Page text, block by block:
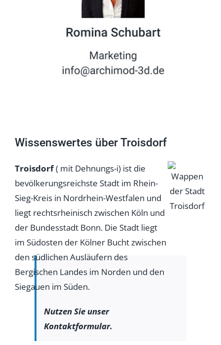
Wissenswertes über Troisdorf
Troisdorf( mit Dehnungs-i) ist die
bevölkerungsreichste Stadt im Rhein-
Sieg-Kreis in Nordrhein-Westfalen und
liegt rechtsrheinisch zwischen Köln und
der Bundesstadt Bonn. Die Stadt liegt
im Südosten der Kölner Bucht zwischen
den südlichen Ausläufern des
Bergischen Landes im Norden und den
Siegauen im Süden.
Nutzen Sie unser
Kontaktformular.